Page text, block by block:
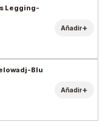
Legging-
Añadir+
Blu
Añadir+